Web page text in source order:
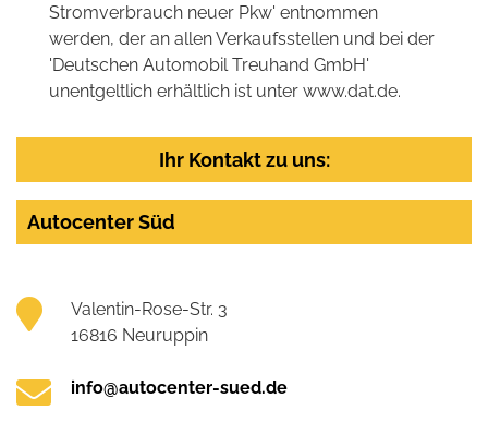
Stromverbrauch neuer Pkw' entnommen
werden, der an allen Verkaufsstellen und bei der
'Deutschen Automobil Treuhand GmbH'
unentgeltlich erhältlich ist unter www.dat.de.
Ihr Kontakt zu uns:
Autocenter Süd
Valentin-Rose-Str. 3
16816 Neuruppin
info@autocenter-sued.de